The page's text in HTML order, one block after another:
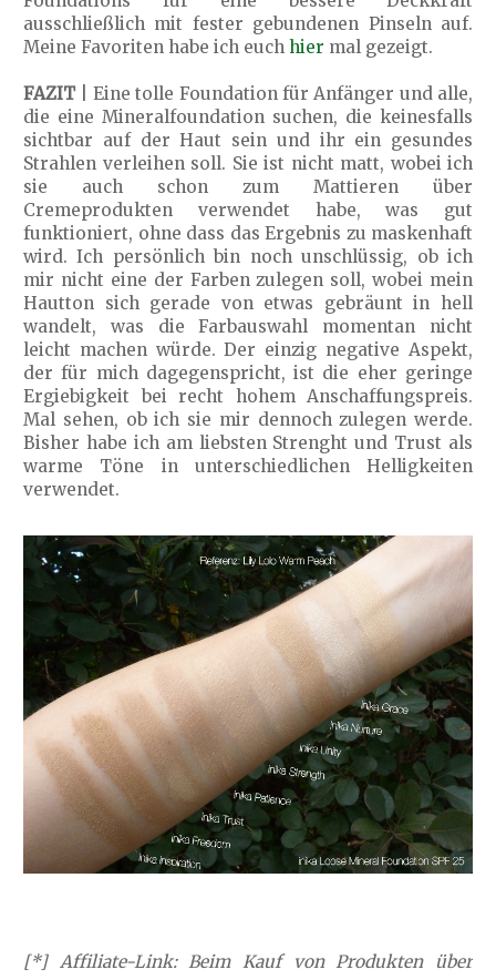
ausschließlich mit fester gebundenen Pinseln auf.
Meine Favoriten habe ich euch hier mal gezeigt.
FAZIT
| Eine tolle Foundation für Anfänger und alle,
die eine Mineralfoundation suchen, die keinesfalls
sichtbar auf der Haut sein und ihr ein gesundes
Strahlen verleihen soll. Sie ist nicht matt, wobei ich
sie auch schon zum Mattieren über
Cremeprodukten verwendet habe, was gut
funktioniert, ohne dass das Ergebnis zu maskenhaft
wird. Ich persönlich bin noch unschlüssig, ob ich
mir nicht eine der Farben zulegen soll, wobei mein
Hautton sich gerade von etwas gebräunt in hell
wandelt, was die Farbauswahl momentan nicht
leicht machen würde. Der einzig negative Aspekt,
der für mich dagegenspricht, ist die eher geringe
Ergiebigkeit bei recht hohem Anschaffungspreis.
Mal sehen, ob ich sie mir dennoch zulegen werde.
Bisher habe ich am liebsten Strenght und Trust als
warme Töne in unterschiedlichen Helligkeiten
verwendet.
[*] Affiliate-Link: Beim Kauf von Produkten über